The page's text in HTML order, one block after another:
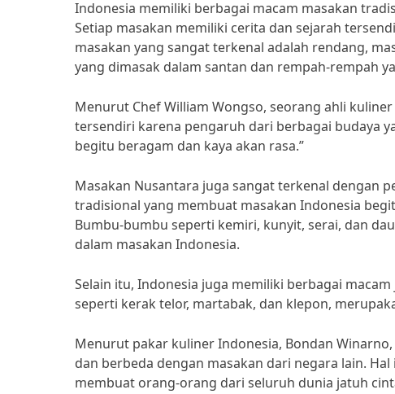
Indonesia memiliki berbagai macam masakan
Setiap masakan memiliki cerita dan sejarah
masakan yang sangat terkenal adalah rendang,
yang dimasak dalam santan dan rempah-rempah
Menurut Chef William Wongso, seorang ahli
tersendiri karena pengaruh dari berbagai budaya
begitu beragam dan kaya akan rasa.”
Masakan Nusantara juga sangat terkenal dengan
tradisional yang membuat masakan Indonesia
Bumbu-bumbu seperti kemiri, kunyit, serai, dan
dalam masakan Indonesia.
Selain itu, Indonesia juga memiliki berbagai
seperti kerak telor, martabak, dan klepon,
Menurut pakar kuliner Indonesia, Bondan
dan berbeda dengan masakan dari negara lain.
membuat orang-orang dari seluruh dunia jatuh